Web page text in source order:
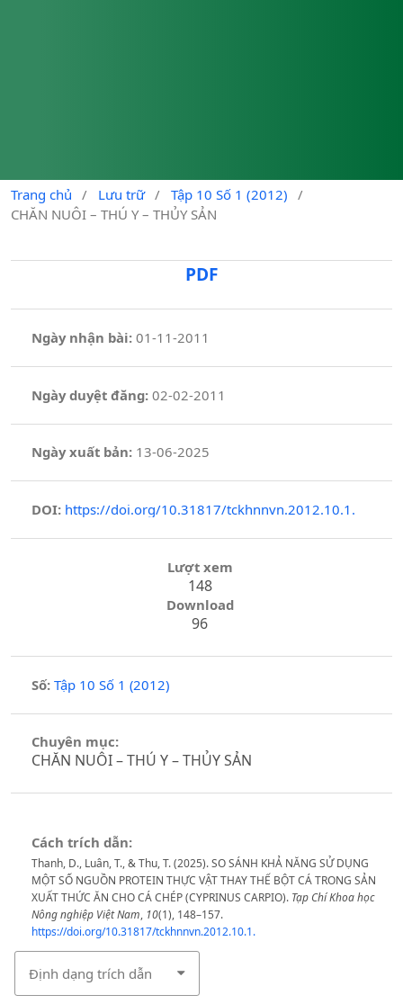
Trang chủ / Lưu trữ / Tập 10 Số 1 (2012)
/
CHĂN NUÔI – THÚ Y – THỦY SẢN
PDF
Ngày nhận bài: 01-11-2011
Ngày duyệt đăng:02-02-2011
Ngày xuất bản: 13-06-2025
DOI: https://doi.org/10.31817/tckhnnvn.2012.10.1.
Lượt xem
148
Download
96
Số: Tập 10 Số 1 (2012)
Chuyên mục:
CHĂN NUÔI – THÚ Y – THỦY SẢN
Cách trích dẫn:
Thanh, D., Luân, T., & Thu, T. (2025). SO SÁNH KHẢ NĂNG SỬ DỤNG
MỘT SỐ NGUỒN PROTEIN THỰC VẬT THAY THẾ BỘT CÁ TRONG SẢN
XUẤT THỨC ĂN CHO CÁ CHÉP (CYPRINUS CARPIO). Tạp Chí Khoa học
Nông nghiệp Việt Nam, 10(1), 148–157.
https://doi.org/10.31817/tckhnnvn.2012.10.1.
Định dạng trích dẫn